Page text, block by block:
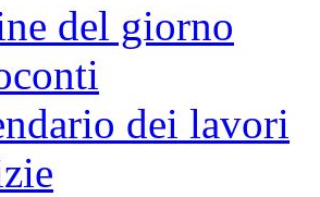
del giorno
dei lavori